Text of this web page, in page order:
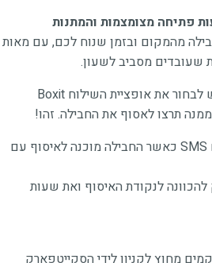
פתיחה מצומצמות והמתנות
מהמקום ובזמן שנוח לכם, עם מאות
שעובדים מסביב לשעון.
בעת הרכישה באתרי הסחר יש לבחור את אופציית השילוח Boxit
תרצו לאסוף את החבילה. זהו!
אנחנו כבר נדאג לשלוח לכם SMS כאשר החבילה מוכנה לאיסוף עם
לנקודת האיסוף ואת שעות